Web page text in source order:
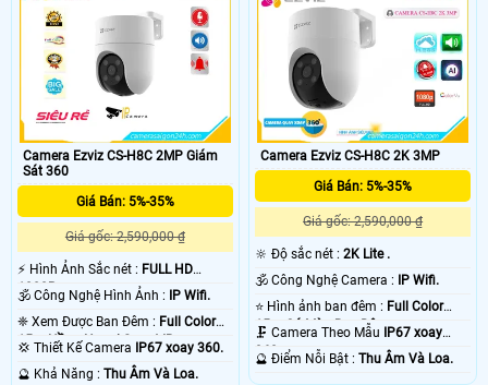
Camera Ezviz CS-H8C 2MP Giám
Sát 360
Giá Bán: 5%-35%
Giá gốc: 2,590,000 ₫
️⚡ Hình Ảnh Sắc nét : FULL HD
1080P .
🕉️ Công Nghệ Hình Ảnh : IP Wifi.
❈ Xem Được Ban Đêm : Full Color
15m Hồng Ngoại Smart IR.
💢 Thiết Kế Camera IP67 xoay 360.
️🔮 Khả Năng : Thu Âm Và Loa.
Camera Ezviz CS-H8C 2K 3MP
Giá Bán: 5%-35%
Giá gốc: 2,590,000 ₫
🔆 Độ sắc nét :2K Lite .
🕉️ Công Nghệ Camera : IP Wifi.
⭐ Hình ảnh ban đêm : Full Color
15m Có Màu Ban Ðêm.
🗜️ Camera Theo Mẫu IP67 xoay
360.
️🔮 Điểm Nỗi Bật :Thu Âm Và Loa.